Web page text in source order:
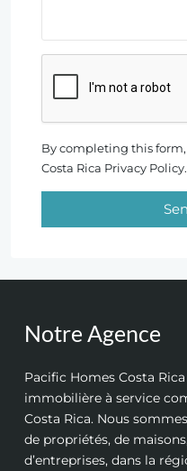
By completing this
Costa Rica Privacy Policy.
Notre Agence
Pacific Homes Costa
immobilière à service
Costa Rica. Nous
de propriétés, de
d’entreprises, dans la